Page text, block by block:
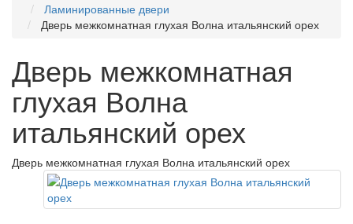
Ламинированные двери
Дверь межкомнатная глухая Волна итальянский орех
Дверь межкомнатная
глухая Волна
итальянский орех
Дверь межкомнатная глухая Волна итальянский орех